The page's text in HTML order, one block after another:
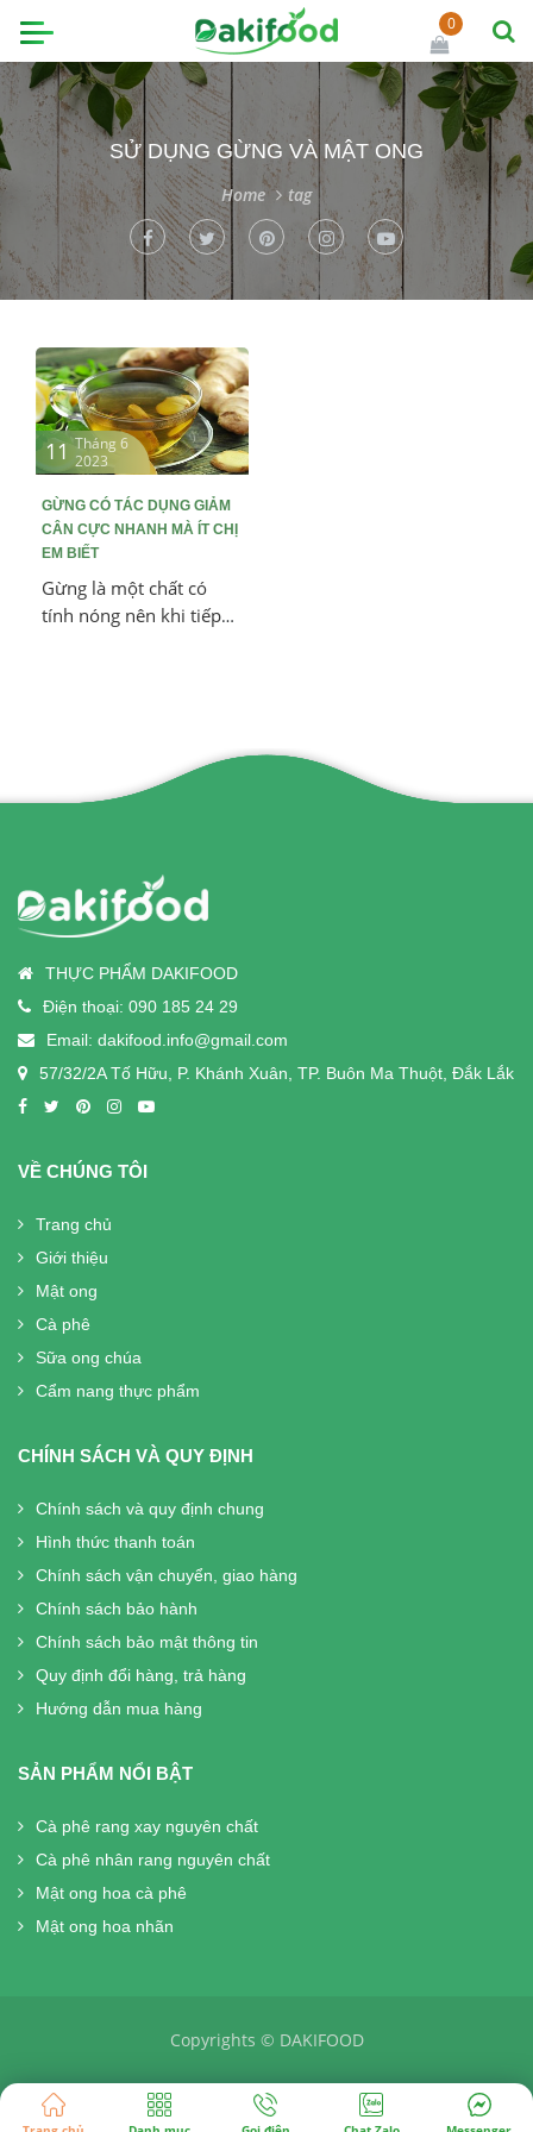
0
SỬ DỤNG GỪNG VÀ MẬT ONG
Home tag
11 Tháng 6
2023
GỪNG CÓ TÁC DỤNG GIẢM
CÂN CỰC NHANH MÀ ÍT CHỊ
EM BIẾT
Gừng là một chất có
tính nóng nên khi tiếp
THỰC PHẨM DAKIFOOD
Điện thoại: 090 185 24 29
Email: dakifood.info@gmail.com
57/32/2A Tố Hữu, P. Khánh Xuân, TP. Buôn Ma Thuột, Đắk Lắk
VỀ CHÚNG TÔI
Trang chủ
Giới thiệu
Mật ong
Cà phê
Sữa ong chúa
Cẩm nang thực phẩm
CHÍNH SÁCH VÀ QUY ĐỊNH
Chính sách và quy định chung
Hình thức thanh toán
Chính sách vận chuyển, giao hàng
Chính sách bảo hành
Chính sách bảo mật thông tin
Quy định đổi hàng, trả hàng
Hướng dẫn mua hàng
SẢN PHẨM NỔI BẬT
Cà phê rang xay nguyên chất
Cà phê nhân rang nguyên chất
Mật ong hoa cà phê
Mật ong hoa nhãn
Copyrights © DAKIFOOD